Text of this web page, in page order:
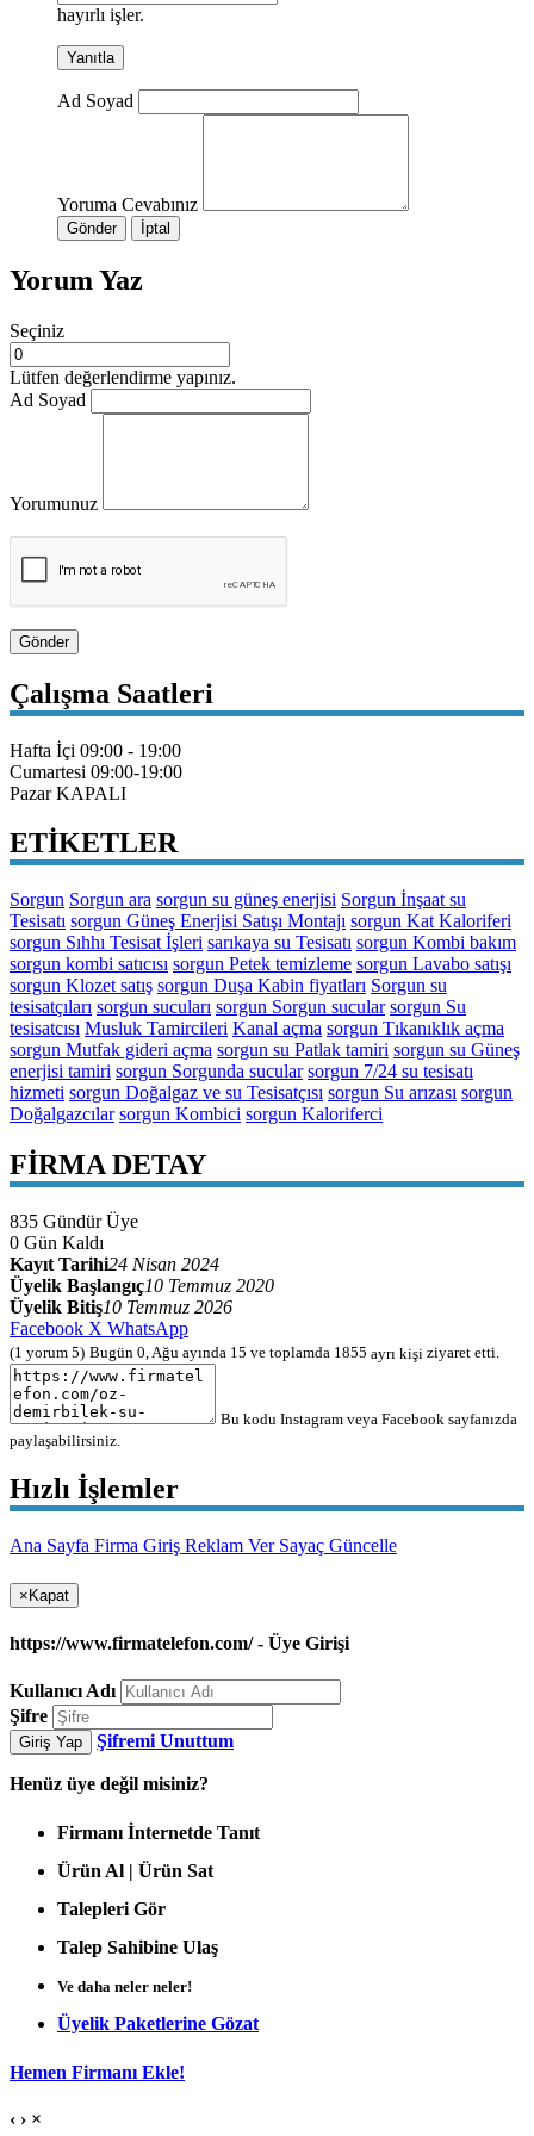
hayırlı işler.
Yanıtla
Ad Soyad
Yoruma Cevabınız
Gönder İptal
Yorum Yaz
Seçiniz
Lütfen değerlendirme yapınız.
Ad Soyad
Yorumunuz
Gönder
Çalışma Saatleri
Hafta İçi 09:00 - 19:00
Cumartesi 09:00-19:00
Pazar KAPALI
ETİKETLER
Sorgun Sorgun ara sorgun su güneş enerjisi Sorgun İnşaat su
Tesisatı sorgun Güneş Enerjisi Satışı Montajı sorgun Kat Kaloriferi
sorgun Sıhhı Tesisat İşleri sarıkaya su Tesisatı sorgun Kombi bakım
sorgun kombi satıcısı sorgun Petek temizleme sorgun Lavabo satışı
sorgun Klozet satış sorgun Duşa Kabin fiyatları Sorgun su
tesisatçıları sorgun sucuları sorgun Sorgun sucular sorgun Su
tesisatcısı Musluk Tamircileri Kanal açma sorgun Tıkanıklık açma
sorgun Mutfak gideri açma sorgun su Patlak tamiri sorgun su Güneş
enerjisi tamiri sorgun Sorgunda sucular sorgun 7/24 su tesisatı
hizmeti sorgun Doğalgaz ve su Tesisatçısı sorgun Su arızası sorgun
Doğalgazcılar sorgun Kombici sorgun Kaloriferci
FİRMA DETAY
835 Gündür Üye
0 Gün Kaldı
Kayıt Tarihi24 Nisan 2024
Üyelik Başlangıç10 Temmuz 2020
Üyelik Bitiş10 Temmuz 2026
Facebook X WhatsApp
(1 yorum 5) Bugün 0, Ağu ayında 15 ve toplamda 1855 ayrı kişi ziyaret etti.
Bu kodu Instagram veya Facebook sayfanızda
paylaşabilirsiniz.
Hızlı İşlemler
Ana Sayfa Firma Giriş Reklam Ver Sayaç Güncelle
×Kapat
https://www.firmatelefon.com/ - Üye Girişi
Kullanıcı Adı
Şifre
Giriş Yap Şifremi Unuttum
Henüz üye değil misiniz?
Firmanı İnternetde Tanıt
Ürün Al | Ürün Sat
Talepleri Gör
Talep Sahibine Ulaş
Ve daha neler neler!
Üyelik Paketlerine Gözat
Hemen Firmanı Ekle!
‹ › ×